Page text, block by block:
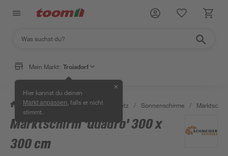
Mein Markt: Troisdorf
Hier kannst du deinen
Markt anpassen , falls er nicht
stimmt.
✕
/ Garten & Freizeit / Sonnenschutz / Sonnenschirme /
Marktschirm 'Quadro' 300 x
300 cm